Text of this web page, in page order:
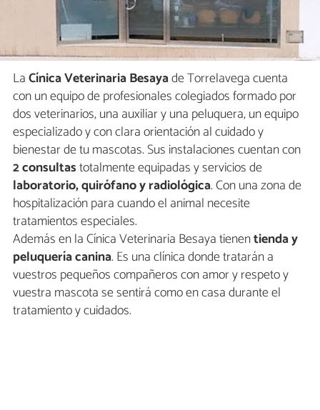
LaCínica Veterinaria Besayade Torrelavega cuenta
con un equipo de profesionales colegiados formado por
dos veterinarios, una auxiliar y una peluquera, un equipo
especializado y con clara orientación al cuidado y
bienestar de tu mascotas. Sus instalaciones cuentan con
2 consultastotalmente equipadas y servicios de
laboratorio, quirófano y radiológica. Con una zona de
hospitalización para cuando el animal necesite
tratamientos especiales.
Además en la Cínica Veterinaria Besaya tienentienda y
peluquería canina. Es una clínica donde tratarán a
vuestros pequeños compañeros con amor y respeto y
vuestra mascota se sentirá como en casa durante el
tratamiento y cuidados.